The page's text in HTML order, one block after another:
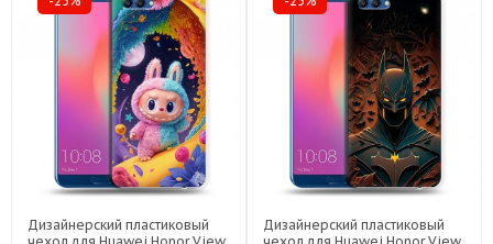
Дизайнерский пластиковый
Дизайнерский пластиковый